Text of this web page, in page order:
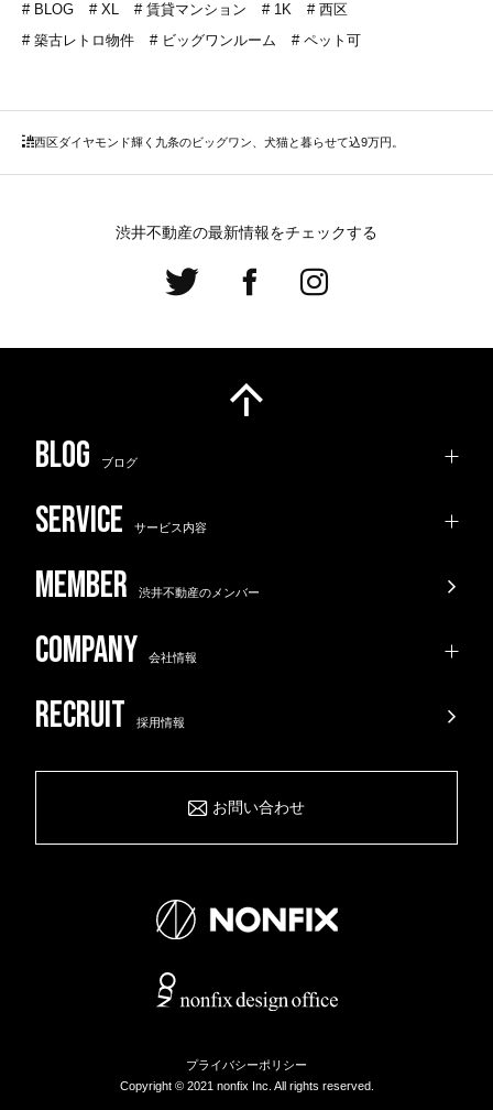
BLOG XL 賃貸マンション 1K
西区
築古レトロ物件
ビッグワンルーム ペット可
ダイヤモンド輝く九条のビッグワン、犬猫と暮らせて込9万円。
西区
渋井不動産の最新情報をチェックする
ブログ
サービス内容
渋井不動産のメンバー
会社情報
採用情報
お問い合わせ
プライバシーポリシー
Copyright © 2021 nonfix Inc. All rights reserved.